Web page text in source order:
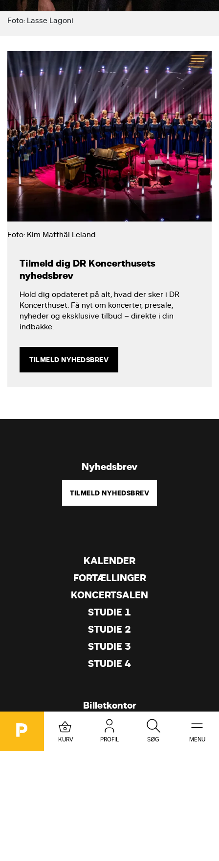
KURV PROFIL SØG MENU
Foto: Lasse Lagoni
Foto: Kim Matthäi Leland
Tilmeld dig DR Koncerthusets
nyhedsbrev
Hold dig opdateret på alt, hvad der sker i DR
Koncerthuset. Få nyt om koncerter, presale,
nyheder og eksklusive tilbud – direkte i din
indbakke.
TILMELD NYHEDSBREV
KALENDER
FORTÆLLINGER
KONCERTSALEN
STUDIE 1
STUDIE 2
STUDIE 3
STUDIE 4
Nyhedsbrev
TILMELD NYHEDSBREV
Billetkontor
DR Koncerthuset
(Foyeren)
Ørestads Boulevard 13
2300 København S.